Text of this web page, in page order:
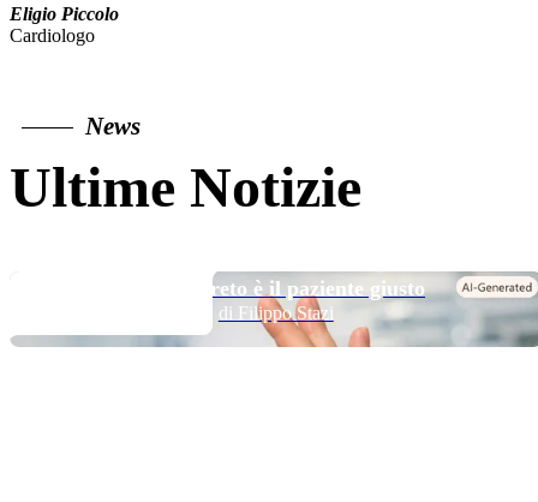
Eligio Piccolo
Cardiologo
News
Ultime Notizie
Long DAPT…? Il segreto è il paziente giusto
di Filippo Stazi